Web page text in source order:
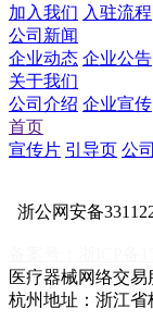
加入我们 入驻流程
公司新闻
企业动态 企业公告
关于我们
公司介绍 企业宣传
首页
宣传片 引导页 公
浙公网安备
医疗器械网络交
杭州地址：浙江省